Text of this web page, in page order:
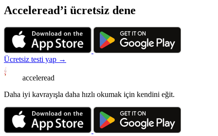
Acceleread’i ücretsiz dene
Ücretsiz testi yap →
acceleread
Daha iyi kavrayışla daha hızlı okumak için kendini eğit.